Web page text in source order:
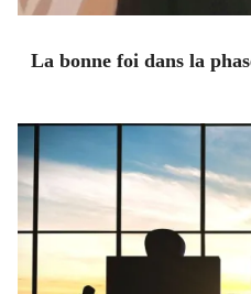
La bonne foi dans la